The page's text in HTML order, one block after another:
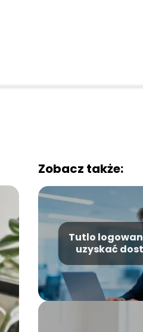
Zobacz także:
Tutlo
uzyskać